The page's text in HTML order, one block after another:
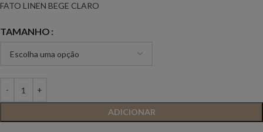
FATO LINEN BEGE CLARO
TAMANHO
ADICIONAR